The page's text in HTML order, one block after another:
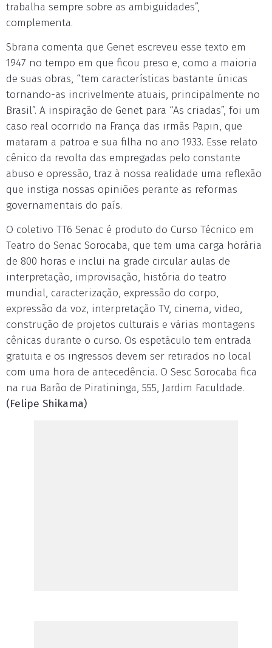
trabalha sempre sobre as ambiguidades”,
complementa.
Sbrana comenta que Genet escreveu esse texto em
1947 no tempo em que ficou preso e, como a maioria
de suas obras, “tem características bastante únicas
tornando-as incrivelmente atuais, principalmente no
Brasil”. A inspiração de Genet para “As criadas”, foi um
caso real ocorrido na França das irmãs Papin, que
mataram a patroa e sua filha no ano 1933. Esse relato
cênico da revolta das empregadas pelo constante
abuso e opressão, traz à nossa realidade uma reflexão
que instiga nossas opiniões perante as reformas
governamentais do país.
O coletivo TT6 Senac é produto do Curso Técnico em
Teatro do Senac Sorocaba, que tem uma carga horária
de 800 horas e inclui na grade circular aulas de
interpretação, improvisação, história do teatro
mundial, caracterização, expressão do corpo,
expressão da voz, interpretação TV, cinema, video,
construção de projetos culturais e várias montagens
cênicas durante o curso. Os espetáculo tem entrada
gratuita e os ingressos devem ser retirados no local
com uma hora de antecedência. O Sesc Sorocaba fica
na rua Barão de Piratininga, 555, Jardim Faculdade.
(Felipe Shikama)